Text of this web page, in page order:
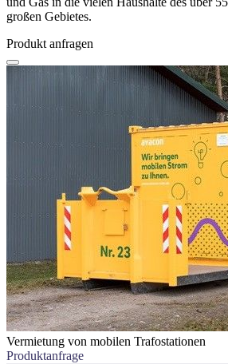
großen Gebietes.
Produkt anfragen
Vermietung von mobilen Trafostationen
Produktanfrage